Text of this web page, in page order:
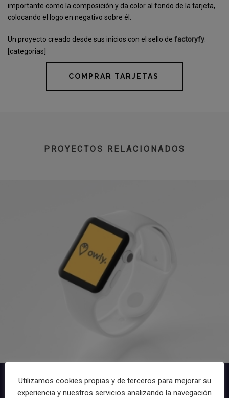
importante como la composición y da color al fondo de la tarjeta,
colocando el logo en negativo sobre él.
Un proyecto creado desde sus inicios con el sello de factoryfy.
[categorias]
COMPRAR TARJETAS
PROYECTOS RELACIONADOS
Utilizamos cookies propias y de terceros para mejorar su
experiencia y nuestros servicios analizando la navegación